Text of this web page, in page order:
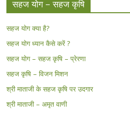
सहज योग – सहज कृषि
सहज योग क्या है?
सहज योग ध्यान कैसे करें ?
सहज योग – सहज कृषि – प्रेरणा
सहज कृषि – विजन मिशन
श्री माताजी के सहज कृषि पर उदगार
श्री माताजी – अमृत वाणी